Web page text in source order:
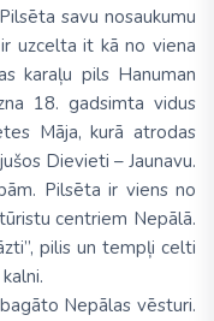
savu nosaukumu
uzcelta it kā no viena
karaļu pils Hanuman
18. gadsimta vidus
Māja, kurā atrodas
Dievieti – Jaunavu.
Pilsēta ir viens no
centriem Nepālā.
pilis un tempļi celti
Nepālas vēsturi.